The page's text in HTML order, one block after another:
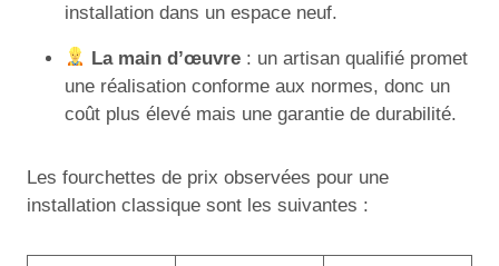
installation dans un espace neuf.
La main d’œuvre : un artisan qualifié promet
une réalisation conforme aux normes, donc un
coût plus élevé mais une garantie de durabilité.
Les fourchettes de prix observées pour une
installation classique sont les suivantes :